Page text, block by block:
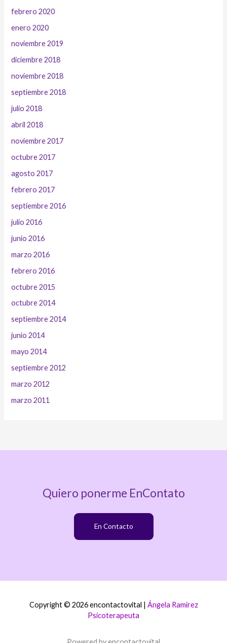
febrero 2020
enero 2020
noviembre 2019
diciembre 2018
noviembre 2018
septiembre 2018
julio 2018
abril 2018
noviembre 2017
octubre 2017
agosto 2017
febrero 2017
septiembre 2016
julio 2016
junio 2016
marzo 2016
febrero 2016
octubre 2015
octubre 2014
septiembre 2014
junio 2014
mayo 2014
septiembre 2012
marzo 2012
marzo 2011
Quiero ponerme EnContato
En Contacto
Copyright © 2026 encontactovital | Ángela Ramirez
Psicoterapeuta